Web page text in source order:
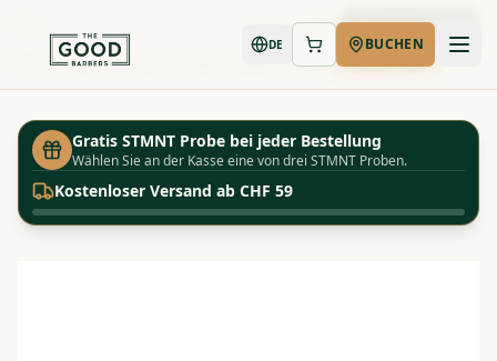
Jetzt buchen
DE BUCHEN
Startseite
Shop Proraso - Shave Soap - Green refresh - 150ml
Gratis STMNT Probe bei jeder Bestellung
Wählen Sie an der Kasse eine von drei STMNT Proben.
Kostenloser Versand ab CHF 59